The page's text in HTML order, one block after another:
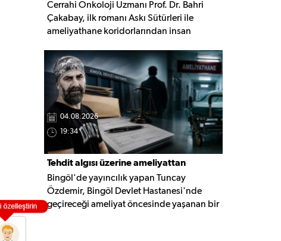
Sütürleri' kitabı çıktı
Cerrahi Onkoloji Uzmanı Prof. Dr. Bahri
Çakabay, ilk romanı Askı Sütürleri ile
ameliyathane koridorlarından insan
dostluk ve yaşam üzerine kurulu çok
katmanlı bir anlatıya imza attı.
04.08.2026
19:34
Tehdit algısı üzerine ameliyattan
vazgeçti, şikâyetçi oldu
Bingöl'de yayıncılık yapan Tuncay
Özdemir, Bingöl Devlet Hastanesi'nde
geçireceği ameliyat öncesinde yaşanan bir